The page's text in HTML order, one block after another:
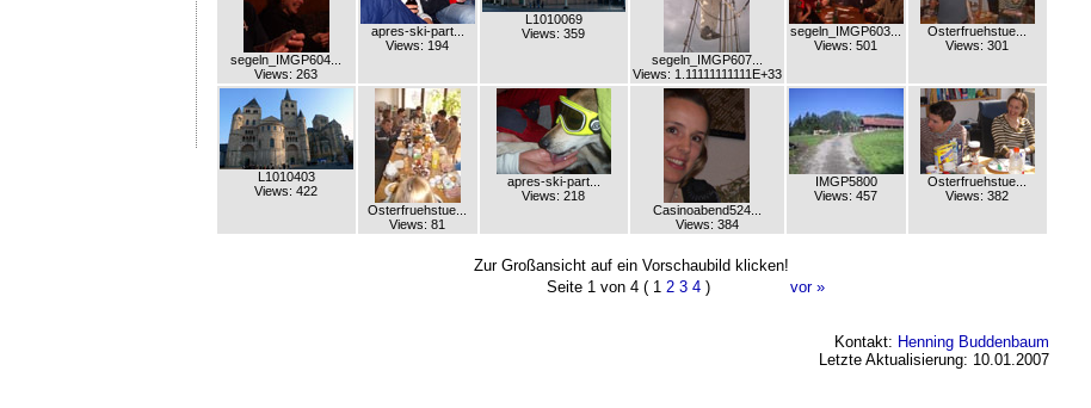
segeln_IMGP604...
Views: 263
apres-ski-part...
Views: 194
L1010069
Views: 359
segeln_IMGP607...
Views: 1.11111111111E+33
segeln_IMGP603...
Views: 501
Osterfruehstue...
Views: 301
L1010403
Views: 422
Osterfruehstue...
Views: 81
apres-ski-part...
Views: 218
Casinoabend524...
Views: 384
IMGP5800
Views: 457
Osterfruehstue...
Views: 382
Zur Großansicht auf ein Vorschaubild klicken!
Seite 1 von 4 ( 1 2 3 4 ) vor »
Kontakt: Henning Buddenbaum
Letzte Aktualisierung: 10.01.2007